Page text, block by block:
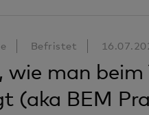
Befristet
wie man
(aka BEM